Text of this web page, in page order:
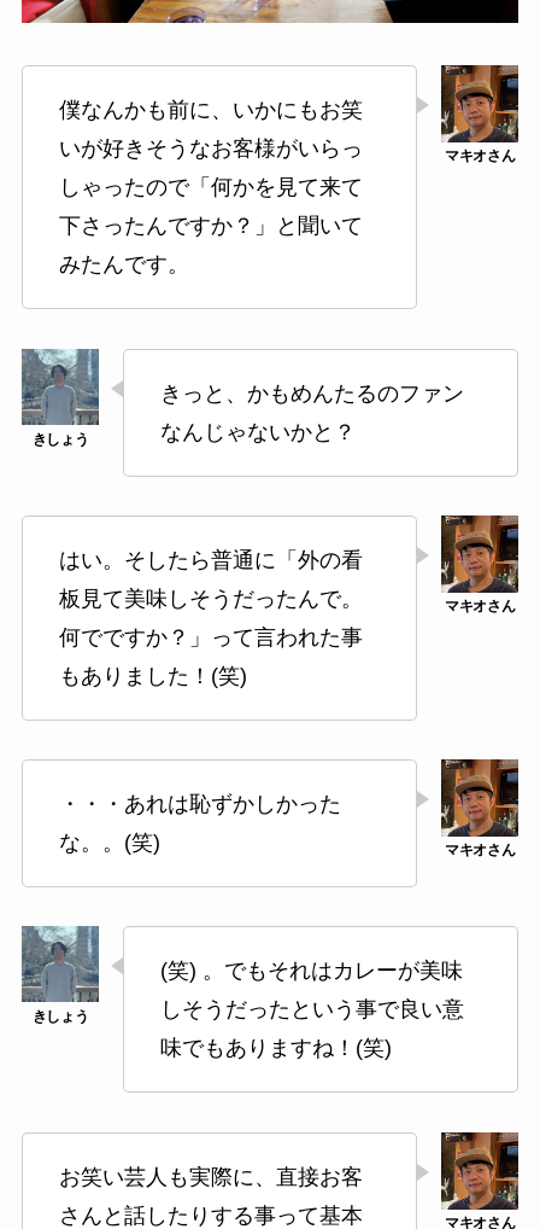
僕なんかも前に、いかにもお笑
いが好きそうなお客様がいらっ
しゃったので「何かを見て来て
下さったんですか？」と聞いて
みたんです。
きっと、かもめんたるのファン
なんじゃないかと？
はい。そしたら普通に「外の看
板見て美味しそうだったんで。
何でですか？」って言われた事
もありました！(笑)
・・・あれは恥ずかしかった
な。。(笑)
(笑) 。でもそれはカレーが美味
しそうだったという事で良い意
味でもありますね！(笑)
お笑い芸人も実際に、直接お客
さんと話したりする事って基本